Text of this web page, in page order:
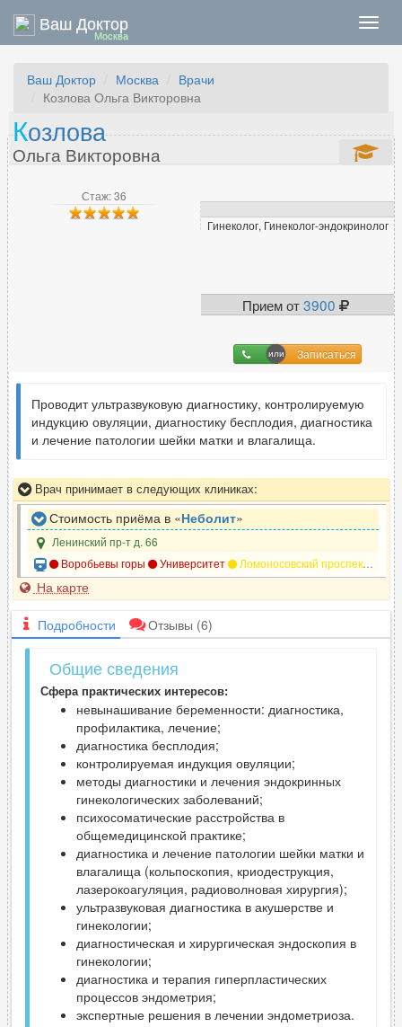
Ваш Доктор
Москва
Ваш Доктор Москва
Врачи
Козлова Ольга Викторовна
Стаж: 36
Гинеколог, Гинеколог-эндокринолог
Прием от3900
Записаться
Козлова
Ольга Викторовна
Проводит ультразвуковую диагностику, контролируемую
индукцию овуляции, диагностику бесплодия, диагностика
и лечение патологии шейки матки и влагалища.
Врач принимает в следующих клиниках:
Стоимость приёма в «Неболит»
Ленинский пр-т д. 66
Воробьевы горы
Университет Ломоносовский проспект
На карте
Подробности Отзывы (6)
Общие сведения
Сфера практических интересов:
невынашивание беременности: диагностика,
профилактика, лечение;
диагностика бесплодия;
контролируемая индукция овуляции;
методы диагностики и лечения эндокринных
гинекологических заболеваний;
психосоматические расстройства в
общемедицинской практике;
диагностика и лечение патологии шейки матки и
влагалища (кольпоскопия, криодеструкция,
лазерокоагуляция, радиоволновая хирургия);
ультразвуковая диагностика в акушерстве и
гинекологии;
диагностическая и хирургическая эндоскопия в
гинекологии;
диагностика и терапия гиперпластических
процессов эндометрия;
экспертные решения в лечении эндометриоза.